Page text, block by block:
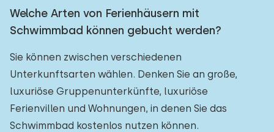
Welche Arten von Ferienhäusern mit
Schwimmbad können gebucht werden?
Sie können zwischen verschiedenen
Unterkunftsarten wählen. Denken Sie an große,
luxuriöse Gruppenunterkünfte, luxuriöse
Ferienvillen und Wohnungen, in denen Sie das
Schwimmbad kostenlos nutzen können.